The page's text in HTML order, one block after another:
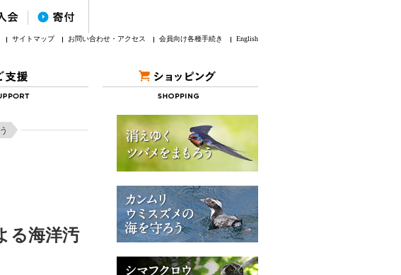
サイトマップ お問い合わせ・アクセス 会員向け各種手続き English
る海洋汚